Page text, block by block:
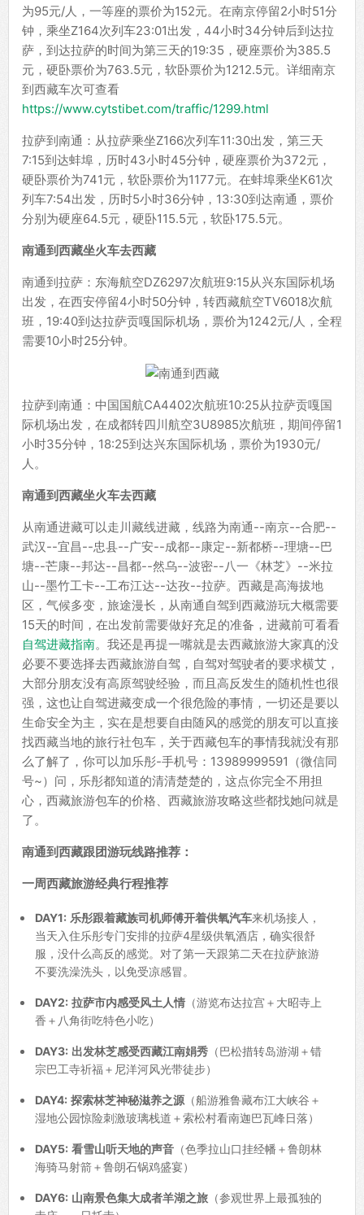
为95元/人，一等座的票价为152元。在南京停留2小时51分
钟，乘坐Z164次列车23:01出发，44小时34分钟后到达拉
萨，到达拉萨的时间为第三天的19:35，硬座票价为385.5
元，硬卧票价为763.5元，软卧票价为1212.5元。详细南京
到西藏车次可查看
https://www.cytstibet.com/traffic/1299.html
拉萨到南通：从拉萨乘坐Z166次列车11:30出发，第三天
7:15到达蚌埠，历时43小时45分钟，硬座票价为372元，
硬卧票价为741元，软卧票价为1177元。在蚌埠乘坐K61次
列车7:54出发，历时5小时36分钟，13:30到达南通，票价
分别为硬座64.5元，硬卧115.5元，软卧175.5元。
南通到西藏坐火车去西藏
南通到拉萨：东海航空DZ6297次航班9:15从兴东国际机场
出发，在西安停留4小时50分钟，转西藏航空TV6018次航
班，19:40到达拉萨贡嘎国际机场，票价为1242元/人，全程
需要10小时25分钟。
拉萨到南通：中国国航CA4402次航班10:25从拉萨贡嘎国
际机场出发，在成都转四川航空3U8985次航班，期间停留1
小时35分钟，18:25到达兴东国际机场，票价为1930元/
人。
南通到西藏坐火车去西藏
从南通进藏可以走川藏线进藏，线路为南通--南京--合肥--
武汉--宜昌--忠县--广安--成都--康定--新都桥--理塘--巴
塘--芒康--邦达--昌都--然乌--波密--八一《林芝》--米拉
山--墨竹工卡--工布江达--达孜--拉萨。西藏是高海拔地
区，气候多变，旅途漫长，从南通自驾到西藏游玩大概需要
15天的时间，在出发前需要做好充足的准备，进藏前可看看
自驾进藏指南。我还是再提一嘴就是去西藏旅游大家真的没
必要不要选择去西藏旅游自驾，自驾对驾驶者的要求横艾，
大部分朋友没有高原驾驶经验，而且高反发生的随机性也很
强，这也让自驾进藏变成一个很危险的事情，一切还是要以
生命安全为主，实在是想要自由随风的感觉的朋友可以直接
找西藏当地的旅行社包车，关于西藏包车的事情我就没有那
么了解了，你可以加乐彤-手机号：13989999591（微信同
号~）问，乐彤都知道的清清楚楚的，这点你完全不用担
心，西藏旅游包车的价格、西藏旅游攻略这些都找她问就是
了。
南通到西藏跟团游玩线路推荐：
一周西藏旅游经典行程推荐
DAY1: 乐彤跟着藏族司机师傅开着供氧汽车来机场接人，
当天入住乐彤专门安排的拉萨4星级供氧酒店，确实很舒
服，没什么高反的感觉。对了第一天跟第二天在拉萨旅游
不要洗澡洗头，以免受凉感冒。
DAY2: 拉萨市内感受风土人情 （游览布达拉宫＋大昭寺上
香＋八角街吃特色小吃）
DAY3: 出发林芝感受西藏江南娟秀 （巴松措转岛游湖＋错
宗巴工寺祈福＋尼洋河风光带徒步）
DAY4: 探索林芝神秘滋养之源 （船游雅鲁藏布江大峡谷＋
湿地公园惊险刺激玻璃栈道＋索松村看南迦巴瓦峰日落）
DAY5: 看雪山听天地的声音 （色季拉山口挂经幡＋鲁朗林
海骑马射箭＋鲁朗石锅鸡盛宴）
DAY6: 山南景色集大成者羊湖之旅 （参观世界上最孤独的